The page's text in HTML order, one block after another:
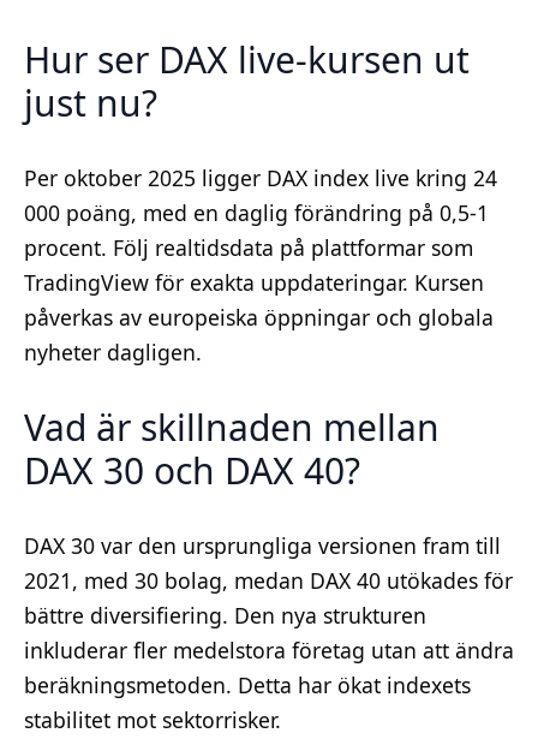
Hur ser DAX live-kursen ut
just nu?
Per oktober 2025 ligger DAX index live kring 24
000 poäng, med en daglig förändring på 0,5-1
procent. Följ realtidsdata på plattformar som
TradingView för exakta uppdateringar. Kursen
påverkas av europeiska öppningar och globala
nyheter dagligen.
Vad är skillnaden mellan
DAX 30 och DAX 40?
DAX 30 var den ursprungliga versionen fram till
2021, med 30 bolag, medan DAX 40 utökades för
bättre diversifiering. Den nya strukturen
inkluderar fler medelstora företag utan att ändra
beräkningsmetoden. Detta har ökat indexets
stabilitet mot sektorrisker.